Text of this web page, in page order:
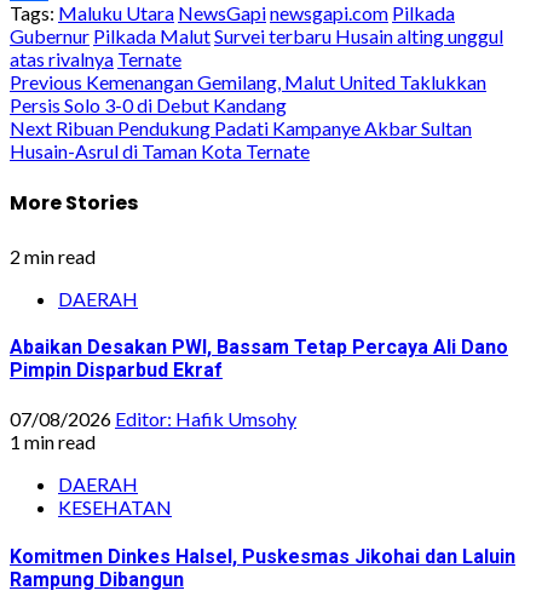
Share
Tags: Maluku Utara NewsGapinewsgapi.com Pilkada
Gubernur Pilkada MalutSurvei terbaru Husain alting unggul
atas rivalnya Ternate
Post
navigation
Previous Kemenangan Gemilang, Malut United Taklukkan
Persis Solo 3-0 di Debut Kandang
Next Ribuan Pendukung Padati Kampanye Akbar Sultan
Husain-Asrul di Taman Kota Ternate
More Stories
2 min read
DAERAH
Abaikan Desakan PWI, Bassam Tetap Percaya Ali Dano
Pimpin Disparbud Ekraf
07/08/2026 Editor: Hafik Umsohy
1 min read
DAERAH
KESEHATAN
Komitmen Dinkes Halsel, Puskesmas Jikohai dan Laluin
Rampung Dibangun